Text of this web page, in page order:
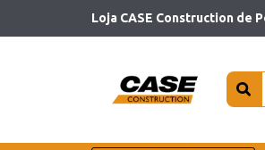
Loja CASE Construction de